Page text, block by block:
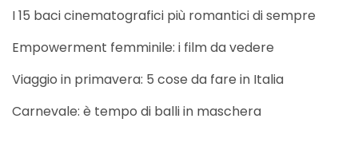
I 15 baci cinematografici più romantici di sempre
Empowerment femminile: i film da vedere
Viaggio in primavera: 5 cose da fare in Italia
Carnevale: è tempo di balli in maschera